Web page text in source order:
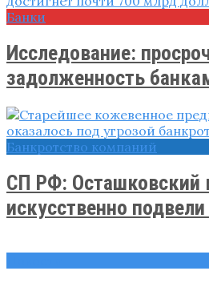
Банки
Исследование:
задолженность
Банкротство компаний
СП РФ: Осташковский
искусственно